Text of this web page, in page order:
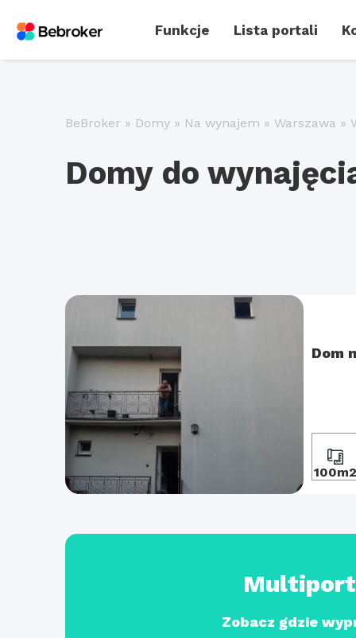
Funkcje Lista portali
BeBroker » Domy » Na wynajem » Warszawa »
Domy do
Dom
100m2
Zobacz gdzie